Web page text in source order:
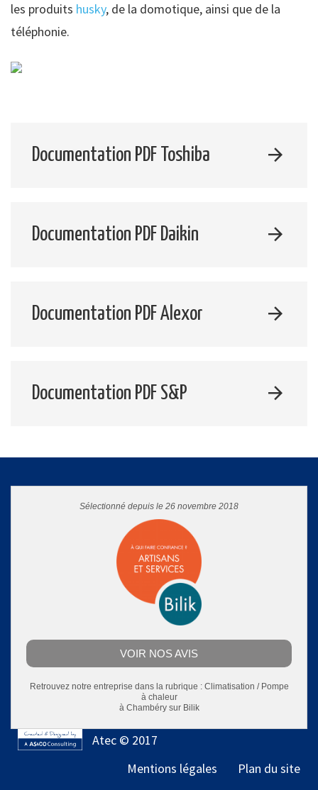
les produits husky, de la domotique, ainsi que de la
téléphonie.
Documentation PDF Toshiba
Documentation PDF Daikin
Documentation PDF Alexor
Documentation PDF S&P
Sélectionné depuis le 26 novembre 2018
VOIR NOS AVIS
Retrouvez notre entreprise dans la rubrique : Climatisation / Pompe
à chaleur
à Chambérysur Bilik
Atec © 2017
Mentions légales
Plan du site